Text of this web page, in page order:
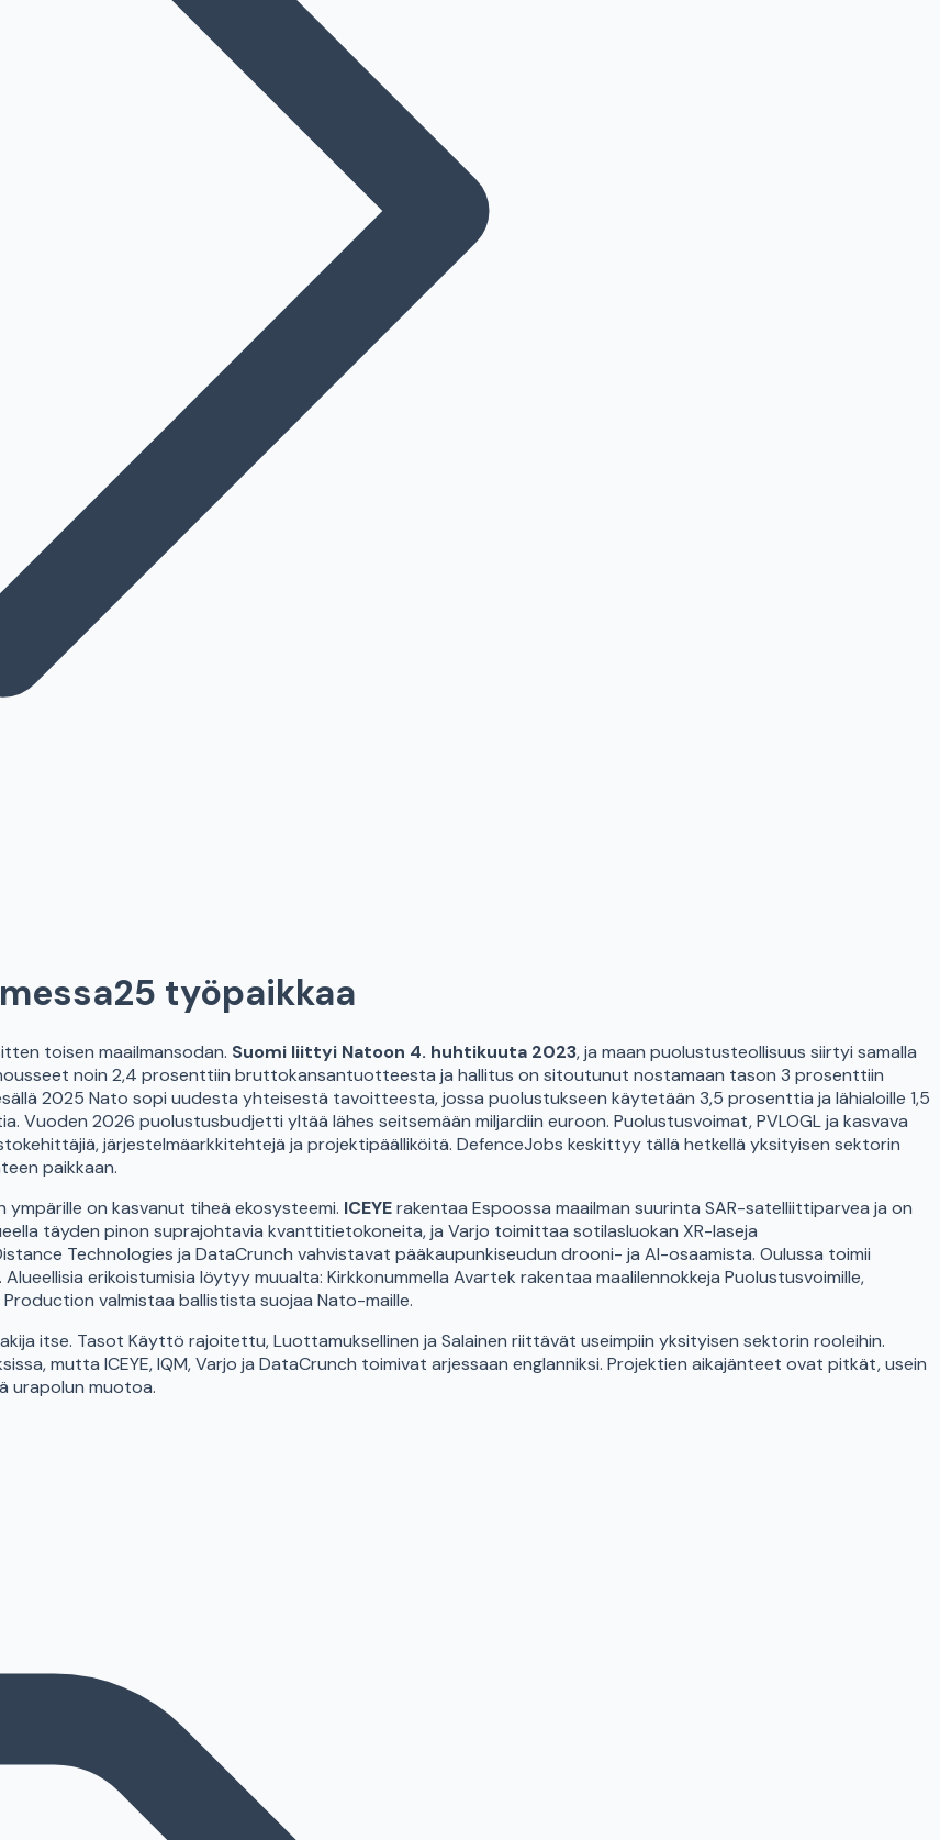
25 työpaikkaa
toisen maailmansodan. Suomi liittyi Natoon 4. huhtikuuta 2023, ja maan puolustusteollisuus siirtyi samalla
noin 2,4 prosenttiin bruttokansantuotteesta ja hallitus on sitoutunut nostamaan tason 3 prosenttiin
2025 Nato sopi uudesta yhteisestä tavoitteesta, jossa puolustukseen käytetään 3,5 prosenttia ja lähialoille 1,5
Vuoden 2026 puolustusbudjetti yltää lähes seitsemään miljardiin euroon. Puolustusvoimat, PVLOGL ja kasvava
järjestelmäarkkitehtejä ja projektipäälliköitä. DefenceJobs keskittyy tällä hetkellä yksityisen sektorin
paikkaan.
ympärille on kasvanut tiheä ekosysteemi. ICEYErakentaa Espoossa maailman suurinta SAR-satelliittiparvea ja on
täyden pinon suprajohtavia kvanttitietokoneita, ja Varjo toimittaa sotilasluokan XR-laseja
Technologies ja DataCrunch vahvistavat pääkaupunkiseudun drooni- ja AI-osaamista. Oulussa toimii
erikoistumisia löytyy muualta: Kirkkonummella Avartek rakentaa maalilennokkeja Puolustusvoimille,
Production valmistaa ballistista suojaa Nato-maille.
itse. Tasot Käyttö rajoitettu, Luottamuksellinen ja Salainen riittävät useimpiin yksityisen sektorin rooleihin.
mutta ICEYE, IQM, Varjo ja DataCrunch toimivat arjessaan englanniksi. Projektien aikajänteet ovat pitkät, usein
urapolun muotoa.